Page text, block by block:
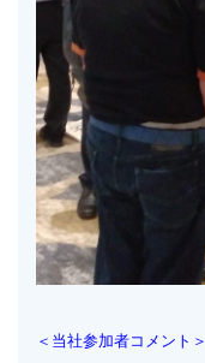
＜当社参加者コメント＞